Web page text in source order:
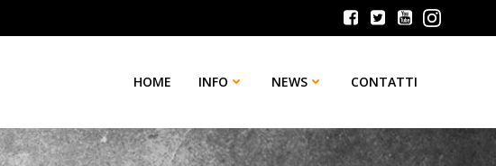
HOME INFO NEWS CONTATTI